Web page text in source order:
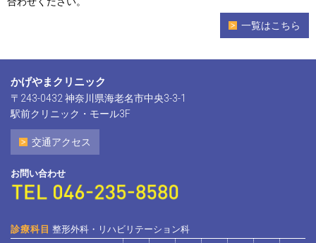
一覧はこちら
かげやまクリニック
〒243-0432 神奈川県海老名市中央3-3-1
駅前クリニック・モール3F
交通アクセス
お問い合わせ
診療科目 整形外科・リハビリテーション科